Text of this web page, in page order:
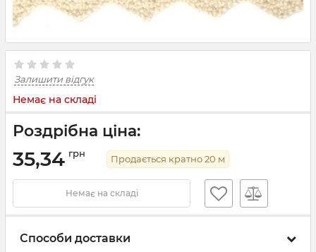
Залишити відгук
Немає на складі
Роздрібна ціна:
35,34 грн Продається кратно20 м
Немає на складі
Способи доставки